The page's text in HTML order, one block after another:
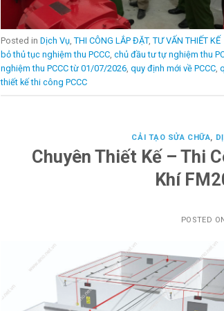
Posted in Dịch Vụ, THI CÔNG LẮP ĐẶT, TƯ VẤN THIẾT KẾ
bỏ thủ tục nghiệm thu PCCC, chủ đầu tư tự nghiệm thu
nghiệm thu PCCC từ 01/07/2026, quy định mới về PCCC,
thiết kế thi công PCCC
CẢI TẠO SỬA CHỮA,
Chuyên Thiết Kế – Thi
Khí
POSTED